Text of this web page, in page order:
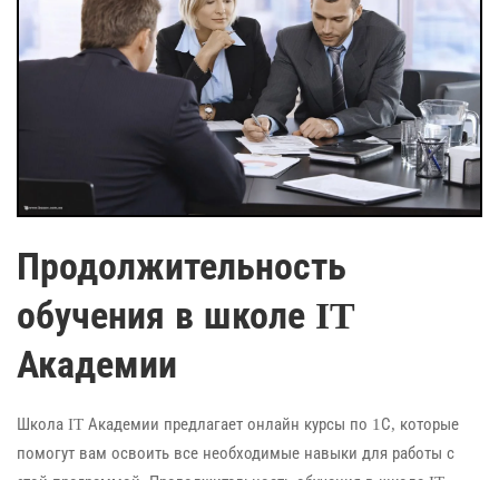
Продолжительность
обучения в школе IT
Академии
Школа IT Академии предлагает онлайн курсы по 1С, которые
помогут вам освоить все необходимые навыки для работы с